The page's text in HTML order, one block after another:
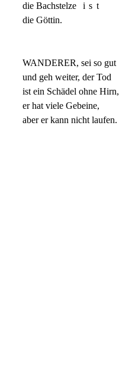
die Bachstelze ist
die Göttin.
WANDERER, sei so gut
und geh weiter, der Tod
ist ein Schädel ohne Hirn,
er hat viele Gebeine,
aber er kann nicht laufen.